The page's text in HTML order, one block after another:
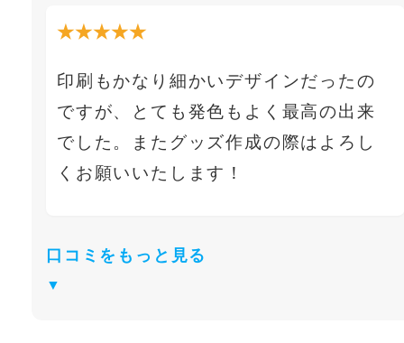
★★★★★
印刷もかなり細かいデザインだったの
ですが、とても発色もよく最高の出来
でした。またグッズ作成の際はよろし
くお願いいたします！
口コミをもっと見る